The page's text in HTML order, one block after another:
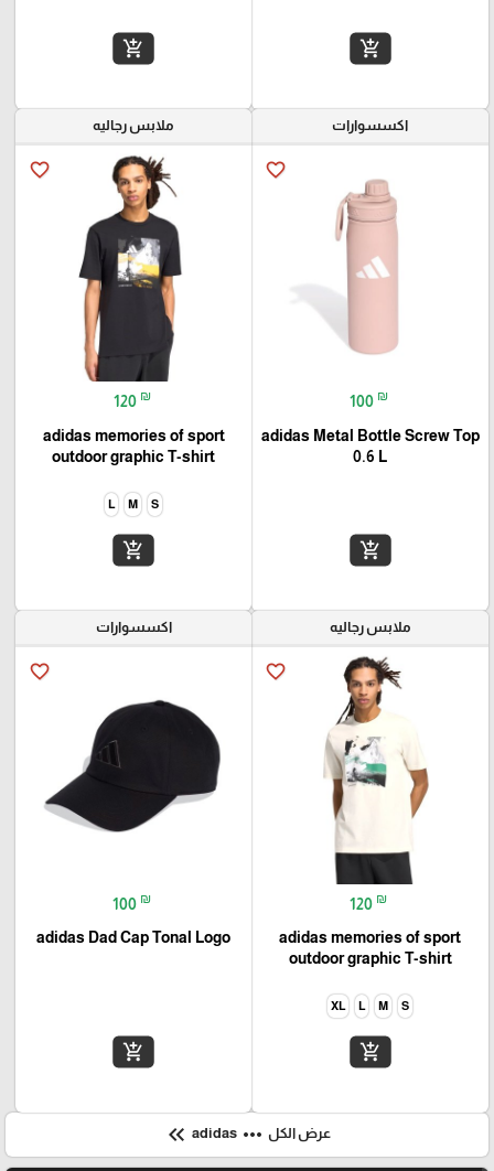
add_shopping_cart
add_shopping_cart
اكسسوارات
favorite_border
100 ₪
adidas Metal Bottle Screw Top
0.6 L
add_shopping_cart
ملابس رجاليه
favorite_border
120 ₪
adidas memories of sport
outdoor graphic T-shirt
S
M
L
add_shopping_cart
ملابس رجاليه
favorite_border
120 ₪
adidas memories of sport
outdoor graphic T-shirt
S
M
L
XL
add_shopping_cart
اكسسوارات
favorite_border
100 ₪
adidas Dad Cap Tonal Logo
add_shopping_cart
عرض الكل more_horiz
keyboard_double_arrow_left